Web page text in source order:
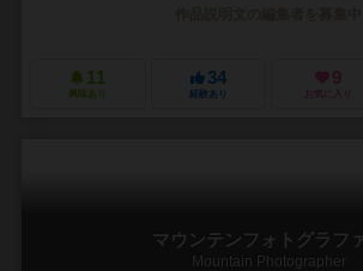
11
興味あり
34
経験あり
9
お気に入り
マウンテンフォトグラフ
Mountain Photographer